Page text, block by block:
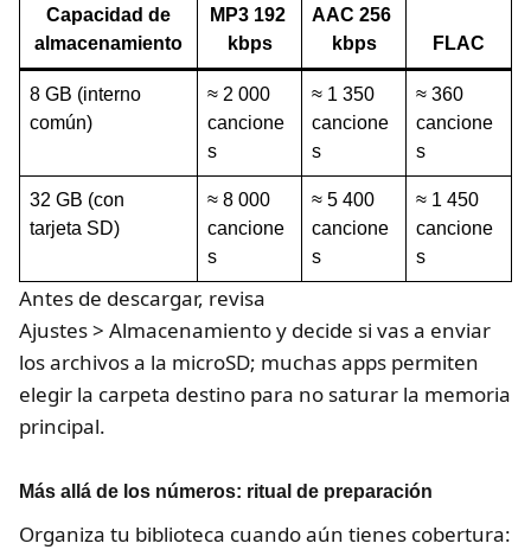
Capacidad de
almacenamiento
MP3 192
kbps
AAC 256
kbps
FLAC
8 GB (interno
común)
≈ 2 000
cancione
s
≈ 1 350
cancione
s
≈ 360
cancione
s
32 GB (con
tarjeta SD)
≈ 8 000
cancione
s
≈ 5 400
cancione
s
≈ 1 450
cancione
s
Antes de descargar, revisa
Ajustes > Almacenamiento y decide si vas a enviar
los archivos a la microSD; muchas apps permiten
elegir la carpeta destino para no saturar la memoria
principal.
Más allá de los números: ritual de preparación
Organiza tu biblioteca cuando aún tienes cobertura: